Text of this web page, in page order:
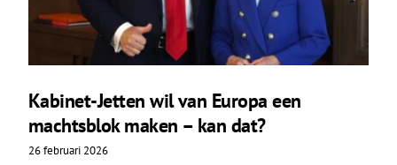
Kabinet-Jetten wil van Europa een
machtsblok maken – kan dat?
26 februari 2026